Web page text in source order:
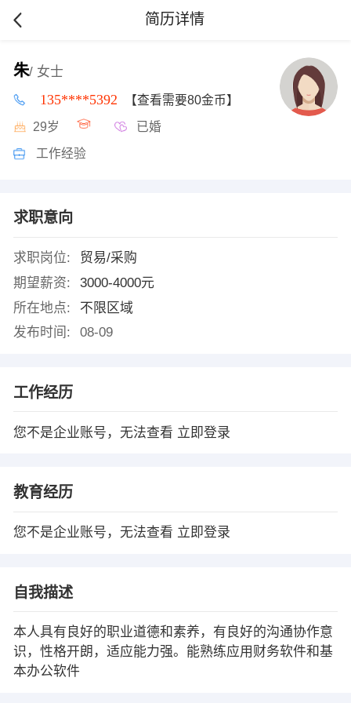
简历详情
朱/ 女士
135****5392 【查看需要80金币】
29岁 已婚
工作经验
求职意向
求职岗位:
贸易/采购
期望薪资:
3000-4000元
所在地点:
不限区域
发布时间:
08-09
工作经历
您不是企业账号，无法查看 立即登录
教育经历
您不是企业账号，无法查看 立即登录
自我描述
本人具有良好的职业道德和素养，有良好的沟通协作意
识，性格开朗，适应能力强。能熟练应用财务软件和基
本办公软件